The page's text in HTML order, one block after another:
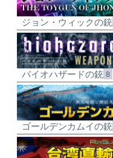
ジョン・ウィックの銃
バイオハザードの銃 8
ゴールデンカムイの銃